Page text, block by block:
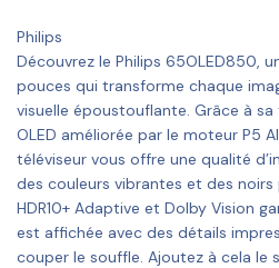
Philips
Découvrez le Philips 65OLED850,
pouces qui transforme chaque
visuelle époustouflante. Grâce à
OLED améliorée par le moteur P5
téléviseur vous offre une qualité
des couleurs vibrantes et des
HDR10+ Adaptive et Dolby Vision
est affichée avec des détails
couper le souffle. Ajoutez à cela le